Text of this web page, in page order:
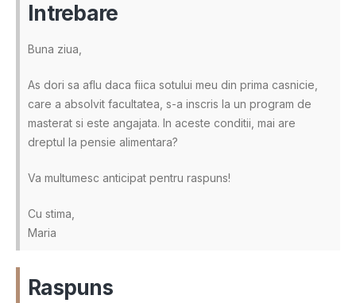
Intrebare
Buna ziua,
As dori sa aflu daca fiica sotului meu din prima casnicie,
care a absolvit facultatea, s-a inscris la un program de
masterat si este angajata. In aceste conditii, mai are
dreptul la pensie alimentara?
Va multumesc anticipat pentru raspuns!
Cu stima,
Maria
Raspuns